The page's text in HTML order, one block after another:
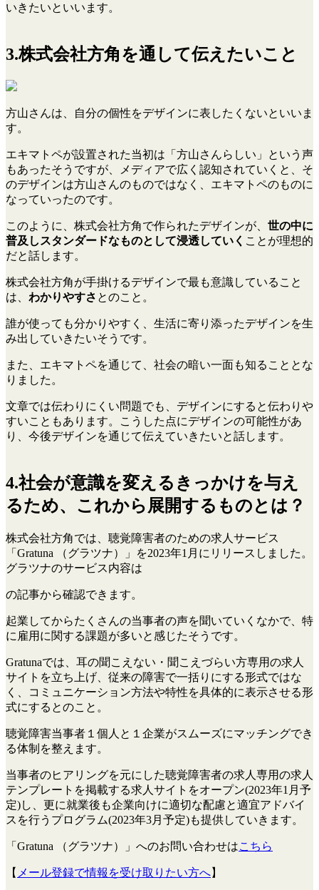
いきたいといいます。
3.株式会社方角を通して伝えたいこと
方山さんは、自分の個性をデザインに表したくないといいま
す。
エキマトペが設置された当初は「方山さんらしい」という声
もあったそうですが、メディアで広く認知されていくと、そ
のデザインは方山さんのものではなく、エキマトペのものに
なっていったのです。
このように、株式会社方角で作られたデザインが、 世の中に
普及しスタンダードなものとして浸透していく ことが理想的
だと話します。
株式会社方角が手掛けるデザインで最も意識していること
は、 わかりやすさ とのこと。
誰が使っても分かりやすく、生活に寄り添ったデザインを生
み出していきたいそうです。
また、エキマトペを通じて、社会の暗い一面も知ることとな
りました。
文章では伝わりにくい問題でも、デザインにすると伝わりや
すいこともあります。こうした点にデザインの可能性があ
り、今後デザインを通じて伝えていきたいと話します。
4.社会が意識を変えるきっかけを与え
るため、これから展開するものとは？
株式会社方角では、聴覚障害者のための求人サービス
「Gratuna （グラツナ）」を2023年1月にリリースしました。
グラツナのサービス内容は
の記事から確認できます。
起業してからたくさんの当事者の声を聞いていくなかで、特
に雇用に関する課題が多いと感じたそうです。
Gratunaでは、耳の聞こえない・聞こえづらい方専用の求人
サイトを立ち上げ、従来の障害で一括りにする形式ではな
く、コミュニケーション方法や特性を具体的に表示させる形
式にするとのこと。
聴覚障害当事者１個人と１企業がスムーズにマッチングでき
る体制を整えます。
当事者のヒアリングを元にした聴覚障害者の求人専用の求人
テンプレートを掲載する求人サイトをオープン(2023年1月予
定)し、更に就業後も企業向けに適切な配慮と適宜アドバイ
スを行うプログラム(2023年3月予定)も提供していきます。
「Gratuna （グラツナ）」へのお問い合わせはこちら
【 メール登録で情報を受け取りたい方へ】